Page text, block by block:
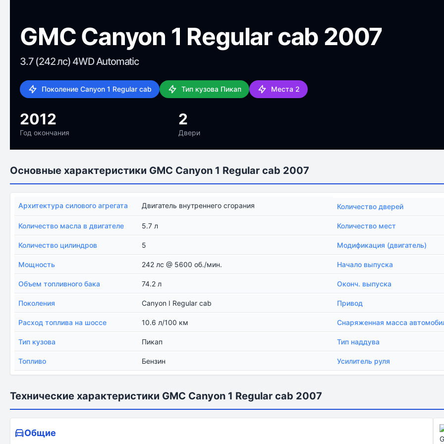
GMC Canyon 1 Regular cab 2007
3.7 (242 лс) 4WD Automatic
Поколение Canyon 1 Regular cab Тип кузова Пикап Места 2
2012
Год окончания
2
Двери
Основные характеристики GMC Canyon 1 Regular cab 2007
Архитектура силового агрегата Двигатель внутреннего сгорания Количество дверей
Количество масла в двигателе 5.7 л Количество мест
Количество цилиндров 5 Модификация (двигатель)
Мощность 242 лс @ 5600 об./мин. Начало выпуска
Объем топливного бака 74.2 л Оконч. выпуска
Поколения Canyon I Regular cab Привод
Расход топлива на шоссе 10.6 л/100 км Снаряженная масса
Тип кузова Пикап Тип наддува
Топливо Бензин Усилитель руля
Технические характеристики GMC Canyon 1 Regular cab 2007
Общие